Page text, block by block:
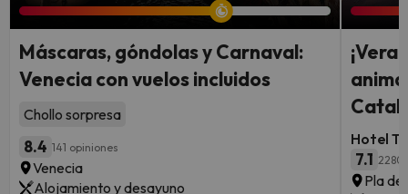
Máscaras, góndolas y Carnaval:
Venecia con vuelos incluidos
Chollo sorpresa
8.4 141 opiniones
Venecia
Alojamiento y desayuno
Hotel
7.1 2280
Pla